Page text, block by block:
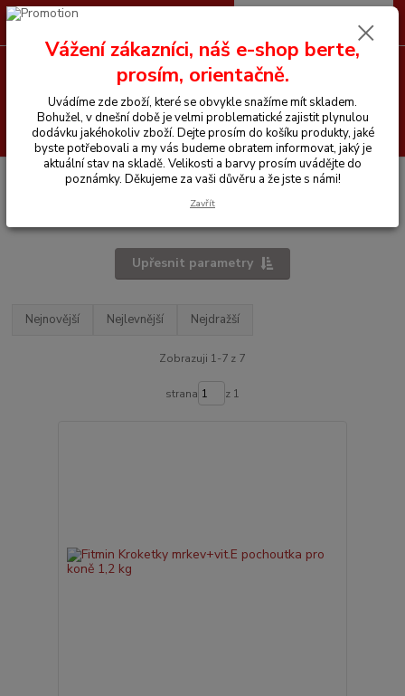
Hledat
+420 605 255 500 0 Kč
Vitamíny a krmiva pro koně Fitmin
Upřesnit parametry
Nejnovější Nejlevnější Nejdražší
Zobrazuji 1-7 z 7
strana z 1
Vážení zákazníci, náš e-shop berte,
prosím, orientačně.
Uvádíme zde zboží, které se obvykle snažíme mít skladem.
Bohužel, v dnešní době je velmi problematické zajistit plynulou
dodávku jakéhokoliv zboží. Dejte prosím do košíku produkty, jaké
byste potřebovali a my vás budeme obratem informovat, jaký je
aktuální stav na skladě. Velikosti a barvy prosím uvádějte do
poznámky. Děkujeme za vaši důvěru a že jste s námi!
Zavřít